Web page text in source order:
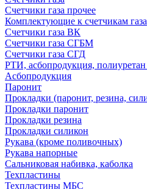
Счетчики газа прочее
Комплектующие к счетчикам газа
Счетчики газа ВК
Счетчики газа СГБМ
Счетчики газа СГД
РТИ, асбопродукция,
Асбопродукция
Паронит
Прокладки (паронит, резина,
Прокладки паронит
Прокладки резина
Прокладки силикон
Рукава (кроме поливочных)
Рукава напорные
Сальниковая набивка, каболка
Техпластины
Техпластины МБС